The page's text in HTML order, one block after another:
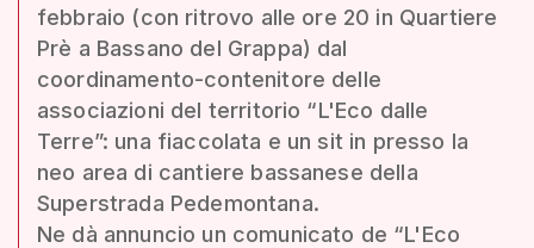
febbraio (con ritrovo alle ore 20 in Quartiere
Prè a Bassano del Grappa) dal
coordinamento-contenitore delle
associazioni del territorio “L'Eco dalle
Terre”: una fiaccolata e un sit in presso la
neo area di cantiere bassanese della
Superstrada Pedemontana.
Ne dà annuncio un comunicato de “L'Eco